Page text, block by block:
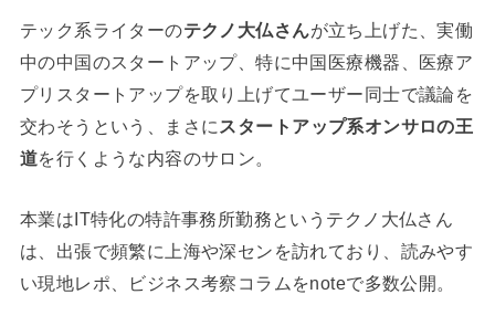
テック系ライターのテクノ大仏さんが立ち上げた、実働
中の中国のスタートアップ、特に中国医療機器、医療ア
プリスタートアップを取り上げてユーザー同士で議論を
交わそうという、まさに スタートアップ系オンサロの王
道を行くような内容のサロン。
本業はIT特化の特許事務所勤務というテクノ大仏さん
は、出張で頻繁に上海や深センを訪れており、読みやす
い現地レポ、ビジネス考察コラムをnoteで多数公開。